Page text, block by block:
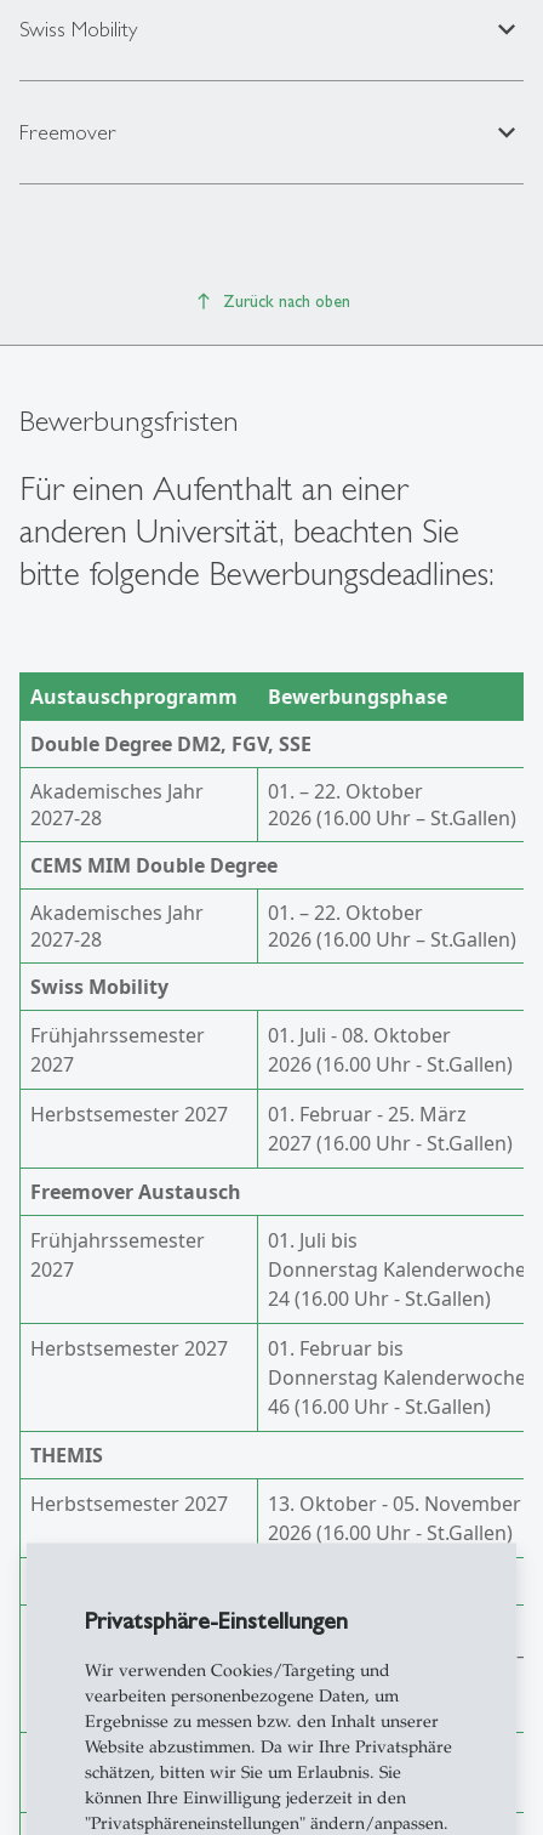
Privatsphäre-Einstellungen
Wir verwenden Cookies/Targeting und
vearbeiten personenbezogene Daten, um
Ergebnisse zu messen bzw. den Inhalt unserer
Website abzustimmen. Da wir Ihre Privatsphäre
schätzen, bitten wir Sie um Erlaubnis. Sie
können Ihre Einwilligung jederzeit in den
"Privatsphäreneinstellungen" ändern/anpassen.
Swiss Mobility expand_less
Freemover expand_less
Zurück nach oben
Bewerbungsfristen
Für einen Aufenthalt an einer
anderen Universität, beachten Sie
bitte folgende Bewerbungsdeadlines:
Austauschprogramm
Bewerbungsphase
Double Degree DM2, FGV, SSE
Akademisches Jahr
2027-28
01. – 22. Oktober
2026 (16.00 Uhr – St.Gallen)
CEMS MIM Double Degree
Akademisches Jahr
2027-28
01. – 22. Oktober
2026 (16.00 Uhr – St.Gallen)
Swiss Mobility
Frühjahrssemester
2027
01. Juli - 08. Oktober
2026 (16.00 Uhr - St.Gallen)
Herbstsemester 2027
01. Februar - 25. März
2027 (16.00 Uhr - St.Gallen)
Freemover Austausch
Frühjahrssemester
2027
01. Juli bis
Donnerstag Kalenderwoche
24 (16.00 Uhr - St.Gallen)
Herbstsemester 2027
01. Februar bis
Donnerstag Kalenderwoche
46 (16.00 Uhr - St.Gallen)
THEMIS
Herbstsemester 2027
13. Oktober - 05. November
2026 (16.00 Uhr - St.Gallen)
Herbstsemester
Frühjahrssemester
19. November – 10.
Dezember 2026 (16.00 Uhr –
St.Gallen)
GSM - Joint Certificate in Global Sustainability
Management